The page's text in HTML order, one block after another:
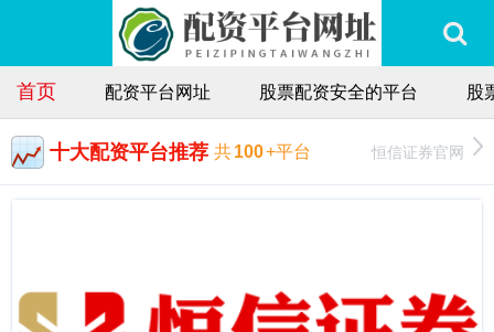
首页 配资平台网址 股票配资安全的平台 股
十大配资平台推荐 共100+平台 恒信证券官网